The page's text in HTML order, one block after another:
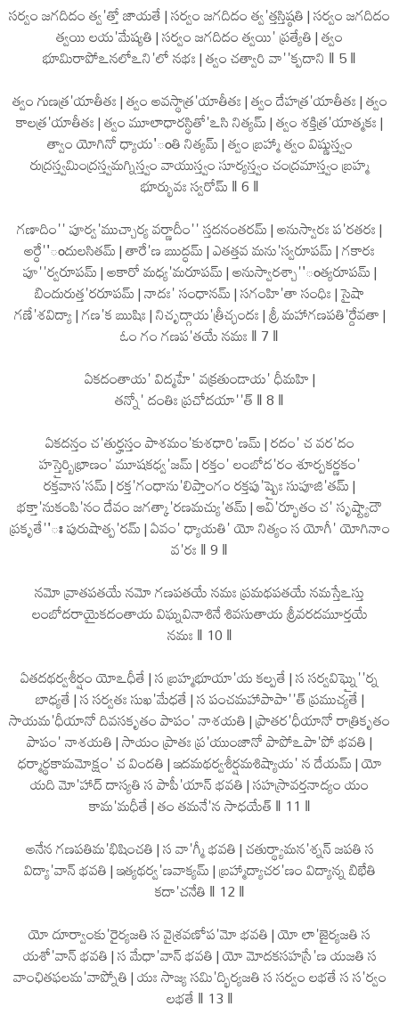
సర్వం జగదిదం త్వ'త్తో జాయతే | సర్వం జగదిదం త్వ'త్తస్తిష్ఠతి | సర్వం జగదిదం
త్వయి లయ'మేష్యతి | సర్వం జగదిదం త్వయి' ప్రత్యేతి | త్వం
భూమిరాపోఽనలోఽని'లో నభః | త్వం చత్వారి వా''క్పదాని ‖ 5 ‖
త్వం గుణత్ర'యాతీతః | త్వం అవస్థాత్ర'యాతీతః | త్వం దేహత్ర'యాతీతః | త్వం
కాలత్ర'యాతీతః | త్వం మూలాధారస్థితో'ఽసి నిత్యమ్ | త్వం శక్తిత్ర'యాత్మకః |
త్వాం యోగినో ధ్యాయ'ంతి నిత్యమ్ | త్వం బ్రహ్మా త్వం విష్ణుస్త్వం
రుద్రస్త్వమింద్రస్త్వమగ్నిస్త్వం వాయుస్త్వం సూర్యస్త్వం చంద్రమాస్త్వం బ్రహ్మ
భూర్భువః స్వరోమ్ ‖ 6 ‖
గణాదిం'' పూర్వ'ముచ్చార్య వర్ణాదీం'' స్తదనంతరమ్ | అనుస్వారః ప'రతరః |
అర్ధే''ందులసితమ్ | తారే'ణ ఋద్ధమ్ | ఎతత్తవ మను'స్వరూపమ్ | గకారః
పూ''ర్వరూపమ్ | అకారో మధ్య'మరూపమ్ | అనుస్వారశ్చా''ంత్యరూపమ్ |
బిందురుత్త'రరూపమ్ | నాదః' సంధానమ్ | సగంహి'తా సంధిః | సైషా
గణే'శవిద్యా | గణ'క ఋషిః | నిచృద్గాయ'త్రీచ్ఛందః | శ్రీ మహాగణపతి'ర్దేవతా |
ఓం గం గణప'తయే నమః ‖ 7 ‖
ఏకదంతాయ' విద్మహే' వక్రతుండాయ' ధీమహి |
తన్నో' దంతిః ప్రచోదయా''త్ ‖ 8 ‖
ఏకదన్తం చ'తుర్హస్తం పాశమం'కుశధారి'ణమ్ | రదం' చ వర'దం
హస్తైర్బిభ్రాణం' మూషకధ్వ'జమ్ | రక్తం' లంబోద'రం శూర్పకర్ణకం'
రక్తవాస'సమ్ | రక్త'గంధాను'లిప్తాంగం రక్తపు'ష్పైః సుపూజి'తమ్ |
భక్తా'నుకంపి'నం దేవం జగత్కా'రణమచ్యు'తమ్ | ఆవి'ర్భూతం చ' సృష్ట్యాదౌ
ప్రకృతే''ః పురుషాత్ప'రమ్ | ఏవం' ధ్యాయతి' యో నిత్యం స యోగీ' యోగినాం
వ'రః ‖ 9 ‖
నమో వ్రాతపతయే నమో గణపతయే నమః ప్రమథపతయే నమస్తేఽస్తు
లంబోదరాయైకదంతాయ విఘ్నవినాశినే శివసుతాయ శ్రీవరదమూర్తయే
నమః ‖ 10 ‖
ఏతదథర్వశీర్షం యోఽధీతే | స బ్రహ్మభూయా'య కల్పతే | స సర్వవిఘ్నై''ర్న
బాధ్యతే | స సర్వతః సుఖ'మేధతే | స పంచమహాపాపా''త్ ప్రముచ్యతే |
సాయమ'ధీయానో దివసకృతం పాపం' నాశయతి | ప్రాతర'ధీయానో రాత్రికృతం
పాపం' నాశయతి | సాయం ప్రాతః ప్ర'యుంజానో పాపోఽపా'పో భవతి |
ధర్మార్థకామమోక్షం' చ విందతి | ఇదమథర్వశీర్షమశిష్యాయ' న దేయమ్ | యో
యది మో'హాద్ దాస్యతి స పాపీ'యాన్ భవతి | సహస్రావర్తనాద్యం యం
కామ'మధీతే | తం తమనే'న సాధయేత్ ‖ 11 ‖
అనేన గణపతిమ'భిషించతి | స వా'గ్మీ భవతి | చతుర్థ్యామన'శ్నన్ జపతి స
విద్యా'వాన్ భవతి | ఇత్యథర్వ'ణవాక్యమ్ | బ్రహ్మాద్యాచర'ణం విద్యాన్న బిభేతి
కదా'చనేతి ‖ 12 ‖
యో దూర్వాంకు'రైర్యజతి స వైశ్రవణోప'మో భవతి | యో లా'జైర్యజతి స
యశో'వాన్ భవతి | స మేధా'వాన్ భవతి | యో మోదకసహస్రే'ణ యజతి స
వాంఛితఫలమ'వాప్నోతి | యః సాజ్య సమి'ద్భిర్యజతి స సర్వం లభతే స స'ర్వం
లభతే ‖ 13 ‖